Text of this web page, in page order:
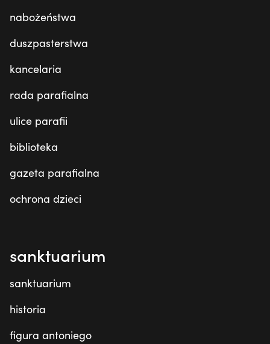
nabożeństwa
duszpasterstwa
kancelaria
rada parafialna
ulice parafii
biblioteka
gazeta parafialna
ochrona dzieci
sanktuarium
sanktuarium
historia
figura antoniego